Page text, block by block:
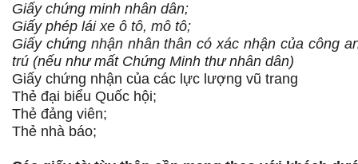
Giấy chứng minh nhân dân;
Giấy phép lái xe ô tô, mô tô;
Giấy chứng nhận nhân thân có xác nhận của công
trú (nếu như mất Chứng Minh thư nhân dân)
Giấy chứng nhận của các lực lượng vũ trang
Thẻ đại biểu Quốc hội;
Thẻ đảng viên;
Thẻ nhà báo;